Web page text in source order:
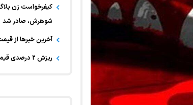
کیفرخواست زن
شوهرش، صادر شد
آخرین خبر‌ها از
ریزش ۲ درصدی قیمت دلار در بازار آزاد مشهد+ علت